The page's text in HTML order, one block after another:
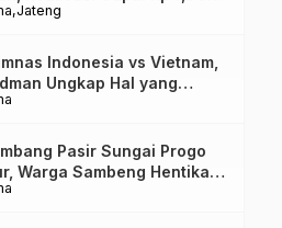
Jateng
Indonesia vs Vietnam,
Ungkap Hal yang
Pasir Sungai Progo
Warga Sambeng Hentikan
Usir Truk